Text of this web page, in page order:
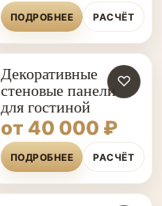
ПОДРОБНЕЕ РАСЧЁТ
♡
Декоративные
стеновые панели
для гостиной
от 40 000 ₽
ПОДРОБНЕЕ РАСЧЁТ